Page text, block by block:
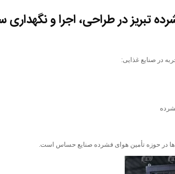
تبریز در طراحی، اجرا و نگهداری
در صنایع غذایی:
در حوزه تأمین هوای فشرده صنایع حساس است.